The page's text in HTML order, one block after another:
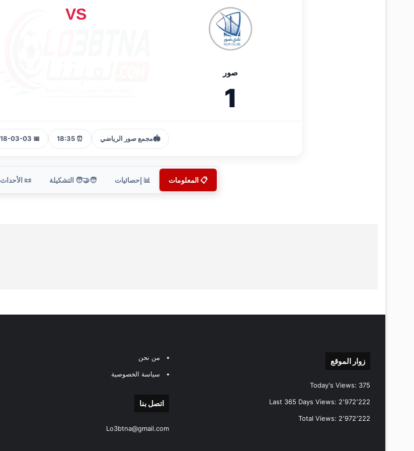
صور
1
VS
🏟️مجمع صور الرياضي ⏰ 18:35
📅 2018-03-03
📋 المعلومات 📊 إحصائيات 🧑‍🤝‍🧑 التشكيلة 📜 الأحداث
زوار الموقع
Today's Views: 375
Last 365 Days Views: 2٬972٬222
Total Views: 2٬972٬222
من نحن
سياسة الخصوصية
اتصل بنا
Lo3btna@gmail.com